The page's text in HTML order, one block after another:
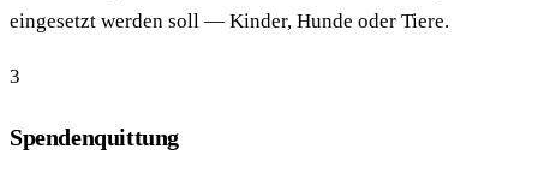
eingesetzt werden soll — Kinder, Hunde oder Tiere.
3
Spendenquittung